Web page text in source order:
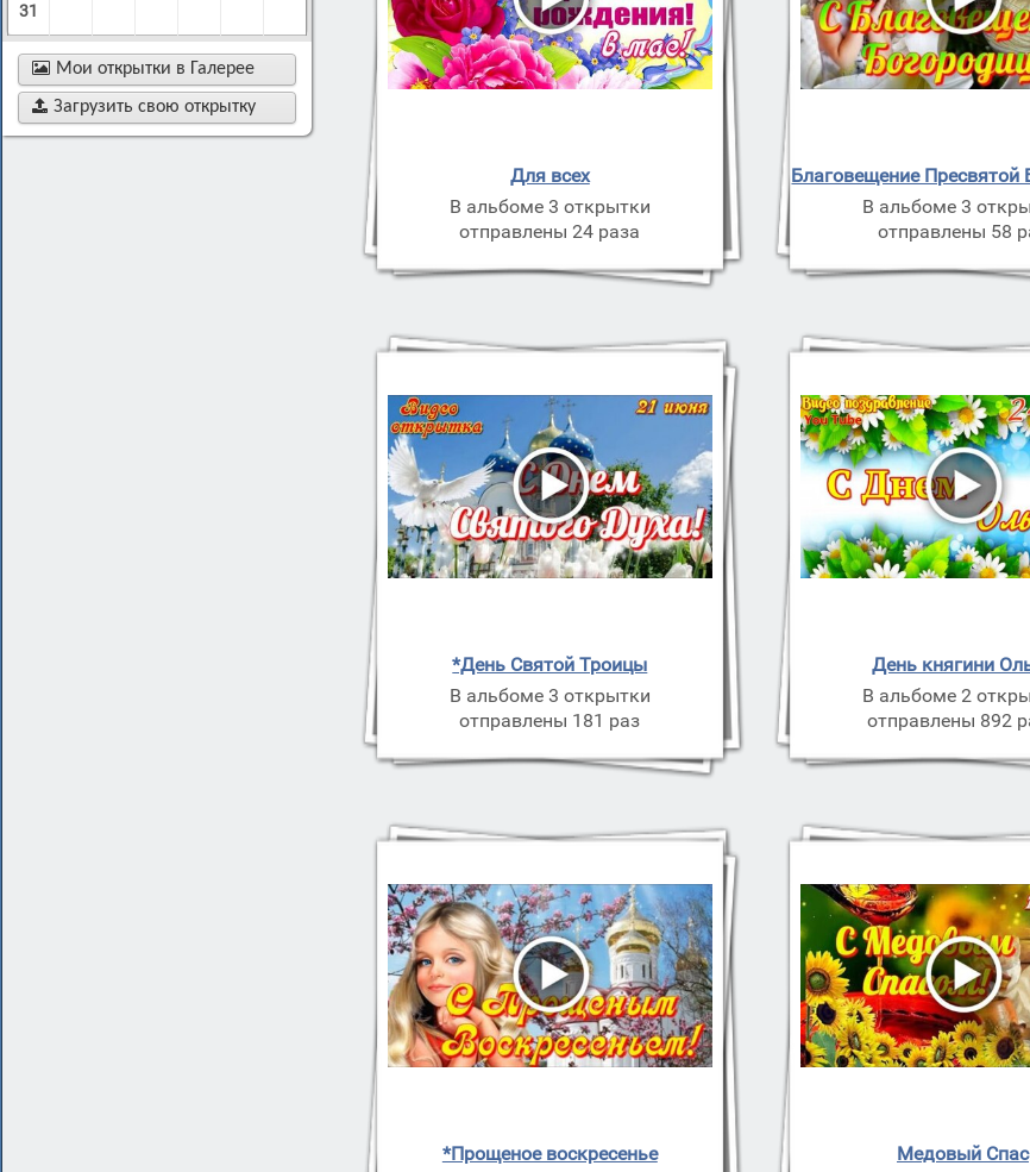
31
 Мои открытки в Галерее
 Загрузить свою открытку
Для всех
В альбоме 3 открытки
отправлены 24 раза
Благовещение Пресвятой
В альбоме 3
отправлены 58
*День Святой Троицы
В альбоме 3 открытки
отправлены 181 раз
День княгини
В альбоме 2
отправлены 892
*Прощеное воскресенье
Медовый Спас